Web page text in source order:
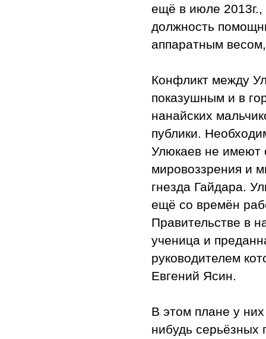
ещё в июле
должность
аппаратным
Конфликт между
показушным и в
нанайских
публики.
Улюкаев не имеют
мировоззрения и
гнезда Гайдара.
ещё со времён
Правительстве в
ученица и
руководителем
Евгений Ясин.
В этом плане у
нибудь серьёзных